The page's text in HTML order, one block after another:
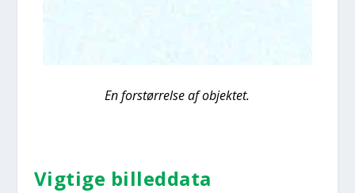
En for­stør­rel­se af objek­tet.
Vig­ti­ge bil­led­da­ta